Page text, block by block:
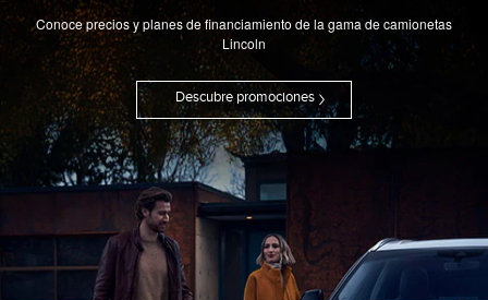
Conoce precios y planes de financiamiento de la gama de camionetas
Lincoln
Descubre promociones